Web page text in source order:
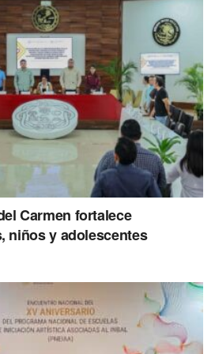
a todas las asistentes, su
se verá reflejada en nuestros
que día a día luchan para
escribir y tener una mejor
Gracias a ustedes, más
Carmen fortalece
niños y adolescentes